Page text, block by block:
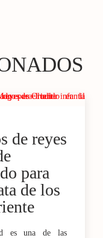
de reyes
para
de los
es una de las